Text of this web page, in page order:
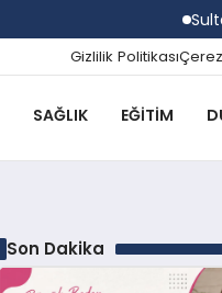
Sultan
Gizlilik Politikası
SAĞLIK EĞITIM
Son Dakika